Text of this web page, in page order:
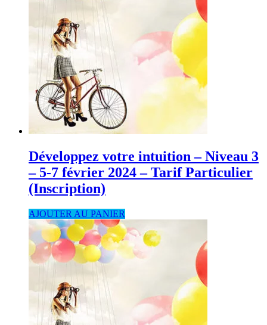
Développez votre intuition – Niveau 3
– 5-7 février 2024 – Tarif Particulier
(Inscription)
AJOUTER AU PANIER